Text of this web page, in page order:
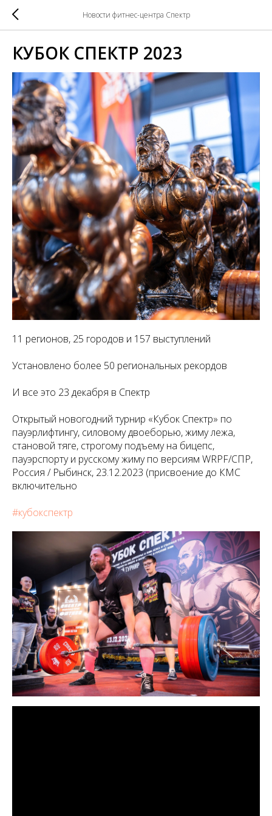
Новости фитнес-центра Спектр
КУБОК СПЕКТР 2023
11 регионов, 25 городов и 157 выступлений
Установлено более 50 региональных рекордов
И все это 23 декабря в Спектр
Открытый новогодний турнир «Кубок Спектр» по
пауэрлифтингу, силовому двоеборью, жиму лежа,
становой тяге, строгому подъему на бицепс,
пауэрспорту и русскому жиму по версиям WRPF/СПР,
Россия / Рыбинск, 23.12.2023 (присвоение до КМС
включительно
#кубокспектр